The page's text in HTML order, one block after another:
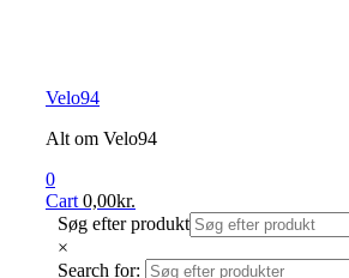
Velo94
Alt om Velo94
0
Cart 0,00kr.
Søg efter produkt
×
Search for: